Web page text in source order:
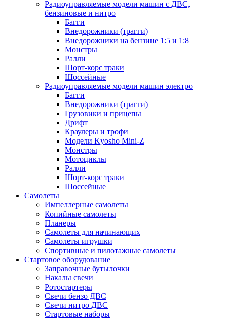
Радиоуправляемые модели машин с ДВС,
бензиновые и нитро
Багги
Внедорожники (трагги)
Внедорожники на бензине 1:5 и 1:8
Монстры
Ралли
Шорт-корс траки
Шоссейные
Радиоуправляемые модели машин электро
Багги
Внедорожники (трагги)
Грузовики и прицепы
Дрифт
Краулеры и трофи
Модели Kyosho Mini-Z
Монстры
Мотоциклы
Ралли
Шорт-корс траки
Шоссейные
Самолеты
Импеллерные самолеты
Копийные самолеты
Планеры
Самолеты для начинающих
Самолеты игрушки
Спортивные и пилотажные самолеты
Стартовое оборудование
Заправочные бутылочки
Накалы свечи
Ротостартеры
Свечи бензо ДВС
Свечи нитро ДВС
Стартовые наборы